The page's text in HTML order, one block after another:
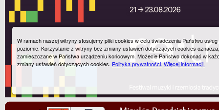
W ramach naszej witryny stosujemy pliki cookies w celu świadczenia Państwu
poziomie. Korzystanie z witryny bez zmiany ustawień dotyczących cookies
zamieszczane w Państwa urządzeniu końcowym. Możecie Państwo dokonać w
zmiany ustawień dotyczących cookies. Polityka prywatności.Więcej informacji.